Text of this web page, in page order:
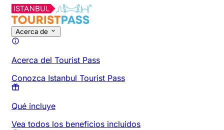
Acerca de
Acerca del Tourist Pass
Conozca Istanbul Tourist Pass
Qué incluye
Vea todos los beneficios incluidos